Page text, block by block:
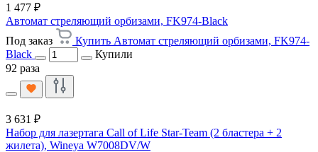
1 477 ₽
Автомат стреляющий орбизами, FK974-Black
Под заказ
Купить Автомат стреляющий орбизами, FK974-
Black
Купили
92 раза
3 631 ₽
Набор для лазертага Call of Life Star-Team (2 бластера + 2
жилета), Wineya W7008DV/W